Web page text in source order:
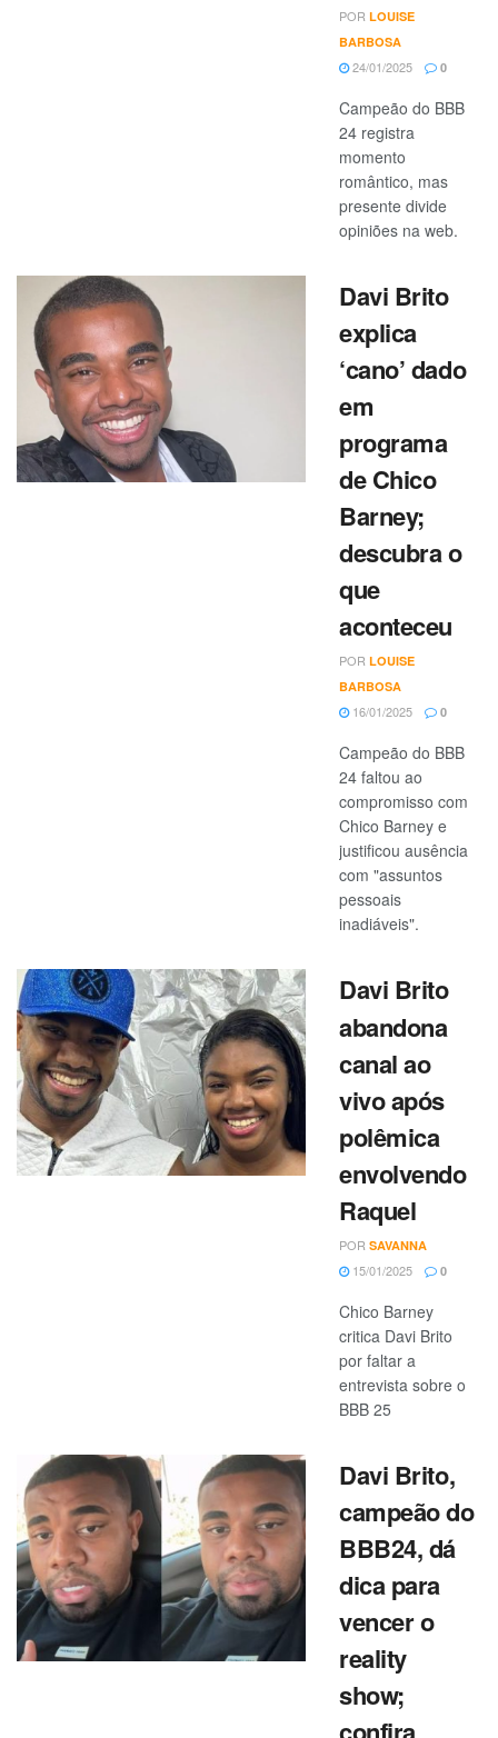
POR LOUISE
BARBOSA
24/01/2025 0
Campeão do BBB
24 registra
momento
romântico, mas
presente divide
opiniões na web.
Davi Brito
explica
‘cano’ dado
em
programa
de Chico
Barney;
descubra o
que
aconteceu
POR LOUISE
BARBOSA
16/01/2025 0
Campeão do BBB
24 faltou ao
compromisso com
Chico Barney e
justificou ausência
com "assuntos
pessoais
inadiáveis".
Davi Brito
abandona
canal ao
vivo após
polêmica
envolvendo
Raquel
POR SAVANNA
15/01/2025 0
Chico Barney
critica Davi Brito
por faltar a
entrevista sobre o
BBB 25
Davi Brito,
campeão do
BBB24, dá
dica para
vencer o
reality
show;